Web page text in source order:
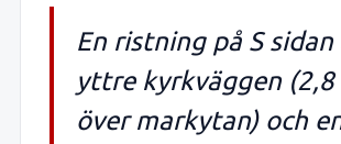
En ristning på S sidan
yttre kyrkväggen (2,8
över markytan) och